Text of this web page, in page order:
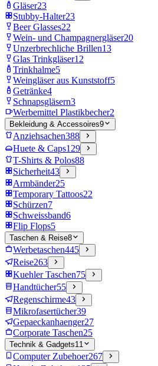
Gläser23
Stubby-Halter23
Beer Glasses22
Wein- und Champagnergläser20
Unzerbrechliche Brillen13
Glas Trinkgläser12
Trinkhalme5
Weingläser aus Kunststoff5
Getränke4
Schnapsgläsern3
Werbemittel Plastikbecher2
Bekleidung & Accessoires9
Anziehsachen388
Huete & Caps129
T-Shirts & Polos88
Sicherheit43
Armbänder25
Temporary Tattoos22
Schürzen7
Schweissband6
Flip Flops5
Taschen & Reise8
Werbetaschen445
Reise263
Kuehler Taschen75
Handtücher55
Regenschirme43
Mikrofasertücher39
Gepaeckanhaenger27
Corporate Taschen25
Technik & Gadgets11
Computer Zubehoer267